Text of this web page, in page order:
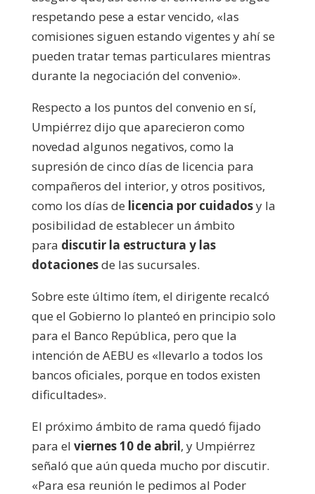
respetando pese a estar vencido, «las
comisiones siguen estando vigentes y ahí se
pueden tratar temas particulares mientras
durante la negociación del convenio».
Respecto a los puntos del convenio en sí,
Umpiérrez dijo que aparecieron como
novedad algunos negativos, como la
supresión de cinco días de licencia para
compañeros del interior, y otros positivos,
como los días de licencia por cuidadosy la
posibilidad de establecer un ámbito
para discutir la estructura y las
dotacionesde las sucursales.
Sobre este último ítem, el dirigente recalcó
que el Gobierno lo planteó en principio solo
para el Banco República, pero que la
intención de AEBU es «llevarlo a todos los
bancos oficiales, porque en todos existen
dificultades».
El próximo ámbito de rama quedó fijado
para el viernes 10 de abril, y Umpiérrez
señaló que aún queda mucho por discutir.
«Para esa reunión le pedimos al Poder